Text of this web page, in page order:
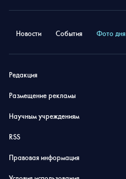
Новости События Фото дня
Редакция
Размещение рекламы
Научным учреждениям
RSS
Правовая информация